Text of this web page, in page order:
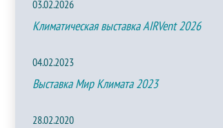
03.02.2026
Климатическая выставка AIRVent 2026
04.02.2023
Выставка Мир Климата 2023
28.02.2020